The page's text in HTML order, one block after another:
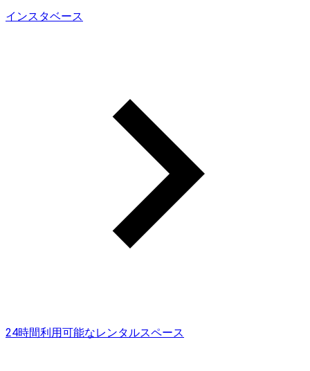
インスタベース
24時間利用可能なレンタルスペース